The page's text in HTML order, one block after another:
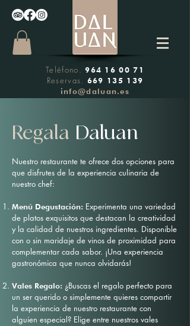
Teléfono. 964 16 00 71
Reservas. 669 135 139
info@daluan.es
Regala Daluan
Nuestro restaurante te ofrece dos opciones para
que disfrutes de la experiencia culinaria de
nuestro chef:
Menú Degustación: Experimenta una variedad
de platos exquisitos que destacan la creatividad
y la calidad de nuestros ingredientes. Disponible
con o sin maridaje de vinos de proximidad para
complementar cada sabor. ¡Una experiencia
gastronómica que nunca olvidarás!
Vales Regalo: ¿Buscas el regalo perfecto para
un ser querido o simplemente quieres compartir
la experiencia de nuestro restaurante con
alguien especial? Elige entre nuestros vales